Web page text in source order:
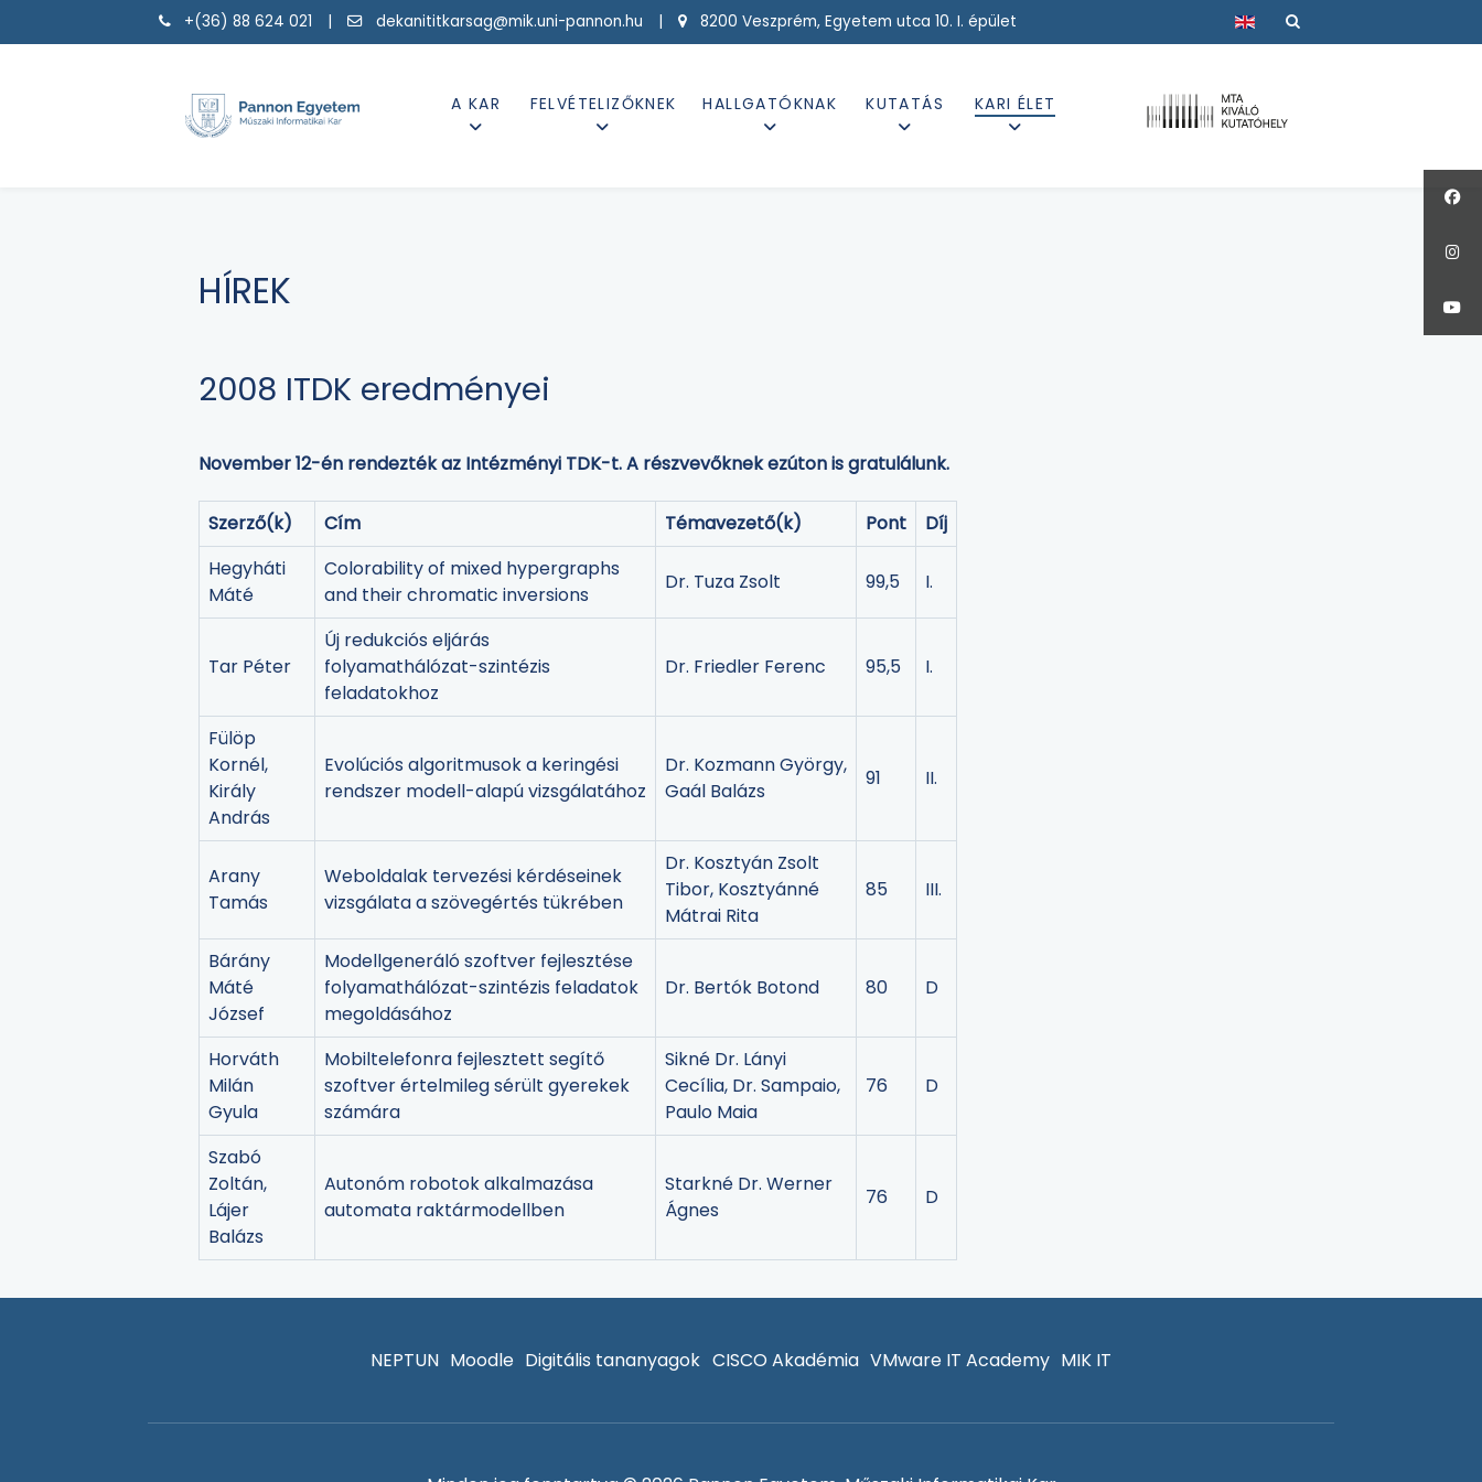
+(36) 88 624 021 | dekanititkarsag@mik.uni-pannon.hu | 8200 Veszprém, Egyetem utca 10. I. épület Válasszon nyelvet
A KAR FELVÉTELIZŐKNEK HALLGATÓKNAK KUTATÁS KARI ÉLET
HÍREK
2008 ITDK eredményei
November 12-én rendezték az Intézményi TDK-t. A részvevőknek ezúton is gratulálunk.
Szerző(k) Cím Témavezető(k) Pont
Díj
Hegyháti
Máté
Colorability of mixed hypergraphs
and their chromatic inversions
Dr. Tuza Zsolt 99,5 I.
Tar Péter
Új redukciós eljárás
folyamathálózat-szintézis
feladatokhoz
Dr. Friedler Ferenc 95,5 I.
Fülöp
Kornél,
Király
András
Evolúciós algoritmusok a keringési
rendszer modell-alapú vizsgálatához
Dr. Kozmann György,
Gaál Balázs
91 II.
Arany
Tamás
Weboldalak tervezési kérdéseinek
vizsgálata a szövegértés tükrében
Dr. Kosztyán Zsolt
Tibor, Kosztyánné
Mátrai Rita
85 III.
Bárány
Máté
József
Modellgeneráló szoftver fejlesztése
folyamathálózat-szintézis feladatok
megoldásához
Dr. Bertók Botond 80 D
Horváth
Milán
Gyula
Mobiltelefonra fejlesztett segítő
szoftver értelmileg sérült gyerekek
számára
Sikné Dr. Lányi
Cecília, Dr. Sampaio,
Paulo Maia
76 D
Szabó
Zoltán,
Lájer
Balázs
Autonóm robotok alkalmazása
automata raktármodellben
Starkné Dr. Werner
Ágnes
76 D
NEPTUN Moodle Digitális tananyagok CISCO Akadémia VMware IT Academy MIK IT